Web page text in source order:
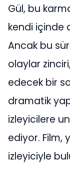
Gül, bu
kendi içinde
Ancak bu
olaylar
edecek bir
dramatik
izleyicilere
ediyor. Film,
izleyiciyle